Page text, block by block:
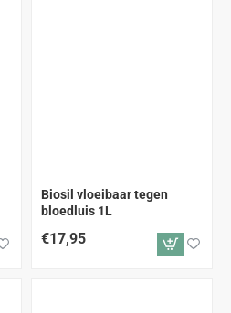
Biosil vloeibaar tegen
bloedluis 1L
€17,95